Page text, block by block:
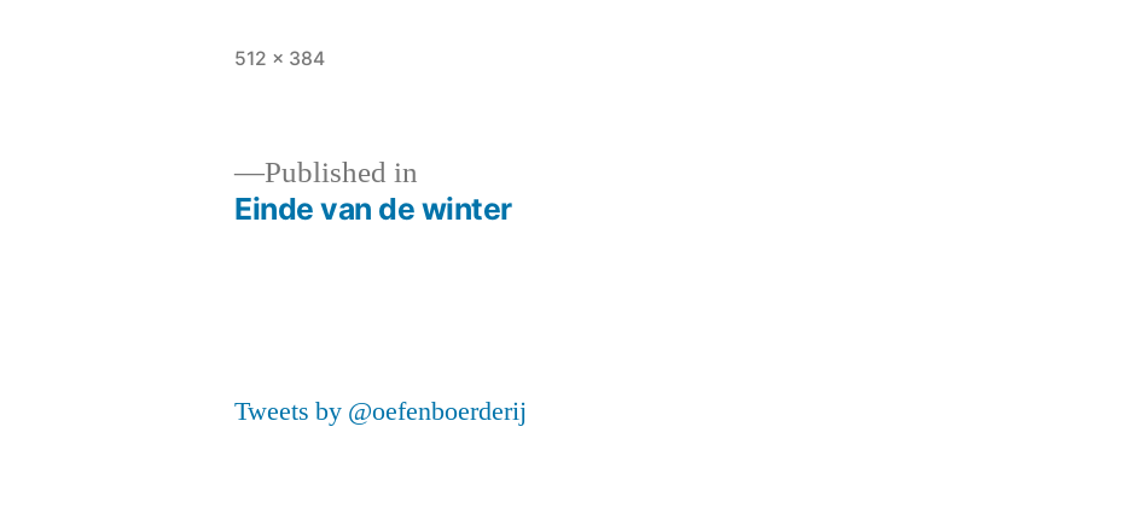
Full
512 × 384
Published in
Einde van de winter
Tweets by @oefenboerderij